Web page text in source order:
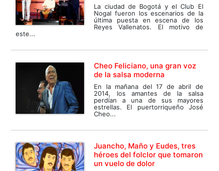
La ciudad de Bogotá y el Club El
Nogal fueron los escenarios de la
última puesta en escena de los
Reyes Vallenatos. El motivo de
este...
Cheo Feliciano, una gran voz
de la salsa moderna
En la mañana del 17 de abril de
2014, los amantes de la salsa
perdían a una de sus mayores
estrellas. El puertorriqueño José
Cheo...
Juancho, Maño y Eudes, tres
héroes del folclor que tomaron
un vuelo de dolor